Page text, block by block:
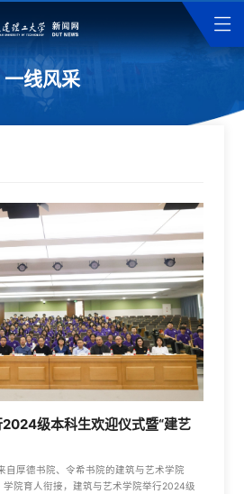
一线风采
级本科生欢迎仪式暨“建艺
自厚德书院、令希书院的建筑与艺术学院
院育人衔接，建筑与艺术学院举行2024级